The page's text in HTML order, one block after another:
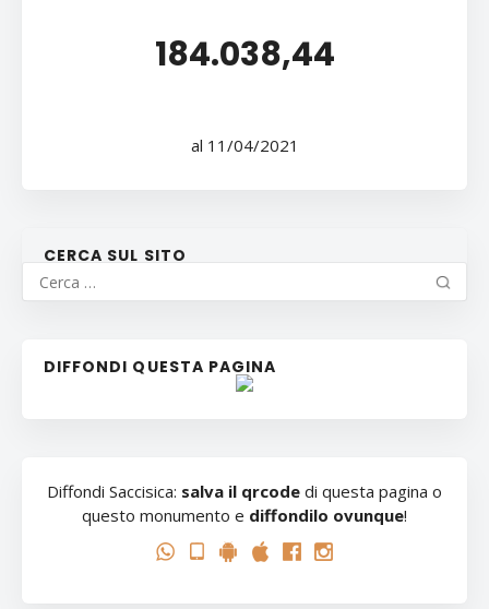
184.038,44
al 11/04/2021
CERCA SUL SITO
DIFFONDI QUESTA PAGINA
Diffondi Saccisica: salva il qrcode di questa pagina o
questo monumento e diffondilo ovunque!